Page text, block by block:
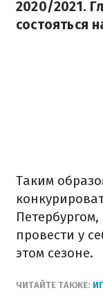
2020/2021.
состояться
Таким
провести у
этом сезоне.
ЧИТАЙТЕ ТАКЖЕ: